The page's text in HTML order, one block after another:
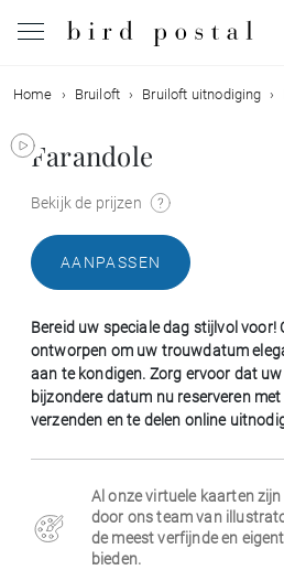
Bruiloft
Geboorte
Communie
Rouw
Verjaardag
Zakelijk
Home Bruiloft Bruiloft uitnodiging
Farandole
Bekijk de prijzen
AANPASSEN
Bereid uw speciale dag stijlvol voor!
ontworpen om uw trouwdatum
aan te kondigen. Zorg ervoor dat
bijzondere datum nu reserveren
verzenden en te delen online
Al onze virtuele kaarten
door ons team van
de meest verfijnde en
bieden.